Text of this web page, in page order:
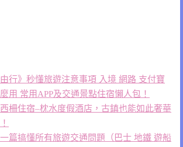
行》秒懂旅遊注意事項 入境 網路 支付寶
用 常用APP及交通景點住宿懶人包！
柵住宿–枕水度假酒店，古鎮也能如此奢華
篇搞懂所有旅遊交通問題（巴士 地鐵 遊船